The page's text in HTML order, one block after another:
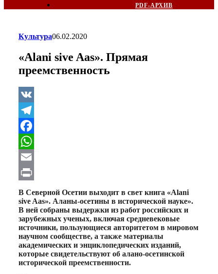
PDF-АРХИВ
Культура06.02.2020
«Alani sive Aas». Прямая
преемственность
VK
Telegram
Facebook
WhatsApp
Email
Print
В Северной Осетии выходит в свет книга «Alani
sive Aas». Аланы-осетины в исторической науке».
В ней собраны выдержки из работ российских и
зарубежных ученых, включая средневековые
источники, пользующиеся авторитетом в мировом
научном сообществе, а также материалы
академических и энциклопедических изданий,
которые свидетельствуют об алано-осетинской
исторической преемственности.